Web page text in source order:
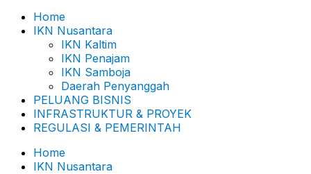
Home
IKN Nusantara
IKN Kaltim
IKN Penajam
IKN Samboja
Daerah Penyanggah
PELUANG BISNIS
INFRASTRUKTUR & PROYEK
REGULASI & PEMERINTAH
Home
IKN Nusantara